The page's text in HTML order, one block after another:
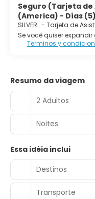
Seguro (Tarjeta de
(America) - Días (5)
SILVER - Tarjeta de
Se você quiser
Terminos y
Resumo da viagem
2 Adultos
Noites
Essa idéia inclui
Destinos
Transporte